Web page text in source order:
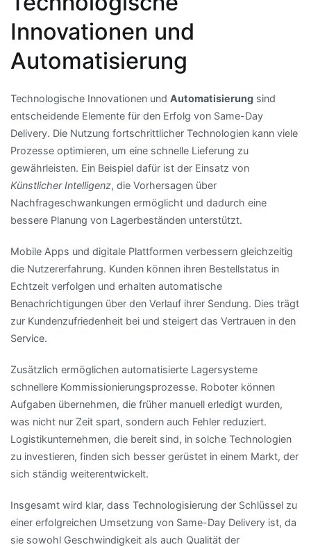
Innovationen und
Automatisierung
Technologische Innovationen und Automatisierung sind
entscheidende Elemente für den Erfolg von Same-Day
Delivery. Die Nutzung fortschrittlicher Technologien kann viele
Prozesse optimieren, um eine schnelle Lieferung zu
gewährleisten. Ein Beispiel dafür ist der Einsatz von
Künstlicher Intelligenz, die Vorhersagen über
Nachfrageschwankungen ermöglicht und dadurch eine
bessere Planung von Lagerbeständen unterstützt.
Mobile Apps und digitale Plattformen verbessern gleichzeitig
die Nutzererfahrung. Kunden können ihren Bestellstatus in
Echtzeit verfolgen und erhalten automatische
Benachrichtigungen über den Verlauf ihrer Sendung. Dies trägt
zur Kundenzufriedenheit bei und steigert das Vertrauen in den
Service.
Zusätzlich ermöglichen automatisierte Lagersysteme
schnellere Kommissionierungsprozesse. Roboter können
Aufgaben übernehmen, die früher manuell erledigt wurden,
was nicht nur Zeit spart, sondern auch Fehler reduziert.
Logistikunternehmen, die bereit sind, in solche Technologien
zu investieren, finden sich besser gerüstet in einem Markt, der
sich ständig weiterentwickelt.
Insgesamt wird klar, dass Technologisierung der Schlüssel zu
einer erfolgreichen Umsetzung von Same-Day Delivery ist, da
sie sowohl Geschwindigkeit als auch Qualität der